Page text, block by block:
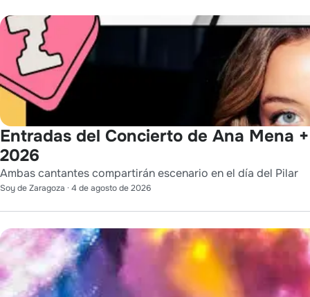
Entradas del Concierto de Ana Mena
2026
Ambas cantantes compartirán escenario en el día del Pilar
Soy de Zaragoza · 4 de agosto de 2026